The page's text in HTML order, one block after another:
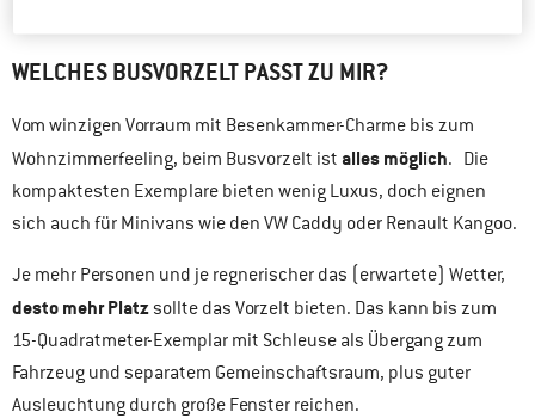
WELCHES BUSVORZELT PASST ZU MIR?
Vom winzigen Vorraum mit Besenkammer-Charme bis zum
Wohnzimmerfeeling, beim Busvorzelt ist alles möglich. Die
kompaktesten Exemplare bieten wenig Luxus, doch eignen
sich auch für Minivans wie den VW Caddy oder Renault Kangoo.
Je mehr Personen und je regnerischer das (erwartete) Wetter,
desto mehr Platzsollte das Vorzelt bieten. Das kann bis zum
15-Quadratmeter-Exemplar mit Schleuse als Übergang zum
Fahrzeug und separatem Gemeinschaftsraum, plus guter
Ausleuchtung durch große Fenster reichen.